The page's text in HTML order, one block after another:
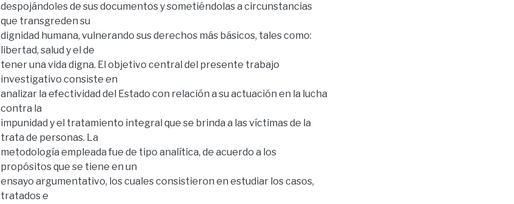
despojándoles de sus documentos y sometiéndolas a circunstancias
que transgreden su
dignidad humana, vulnerando sus derechos más básicos, tales como:
libertad, salud y el de
tener una vida digna. El objetivo central del presente trabajo
investigativo consiste en
analizar la efectividad del Estado con relación a su actuación en la lucha
contra la
impunidad y el tratamiento integral que se brinda a las víctimas de la
trata de personas. La
metodología empleada fue de tipo analítica, de acuerdo a los
propósitos que se tiene en un
ensayo argumentativo, los cuales consistieron en estudiar los casos,
tratados e